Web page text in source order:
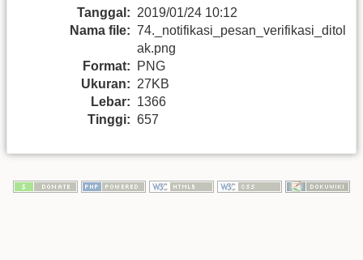
Tanggal: 2019/01/24 10:12
Nama file: 74._notifikasi_pesan_verifikasi_ditol
ak.png
Format:
PNG
Ukuran: 27KB
Lebar: 1366
Tinggi: 657